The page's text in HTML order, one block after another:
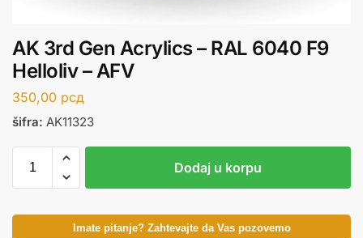
AK 3rd Gen Acrylics – RAL 6040 F9
Helloliv – AFV
350,00 рсд
šifra: AK11323
Dodaj u korpu
Imate pitanje? Zahtevajte da Vas pozovemo